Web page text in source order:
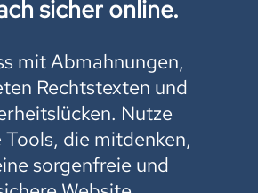
sicher online.
mit Abmahnungen,
Rechtstexten und
Nutze
die mitdenken,
sorgenfreie und